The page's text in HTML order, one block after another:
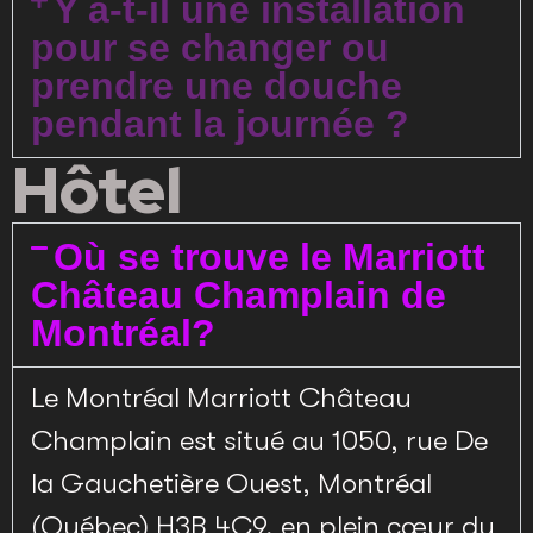
Y a-t-il une installation
pour se changer ou
prendre une douche
pendant la journée ?
Hôtel
Où se trouve le Marriott
Château Champlain de
Montréal?
Le Montréal Marriott Château
Champlain est situé au 1050, rue De
la Gauchetière Ouest, Montréal
(Québec) H3B 4C9, en plein cœur du